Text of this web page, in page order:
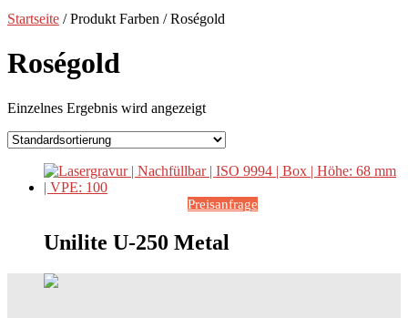
Startseite / Produkt Farben / Roségold
Roségold
Einzelnes Ergebnis wird angezeigt
Preisanfrage
Unilite U-250 Metal